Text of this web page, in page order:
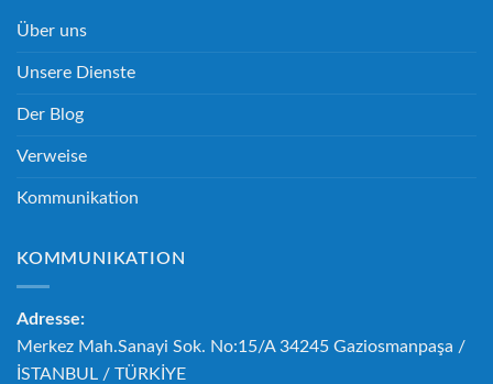
Über uns
Unsere Dienste
Der Blog
Verweise
Kommunikation
KOMMUNIKATION
Adresse:
Merkez Mah.Sanayi Sok. No:15/A 34245 Gaziosmanpaşa /
İSTANBUL / TÜRKİYE